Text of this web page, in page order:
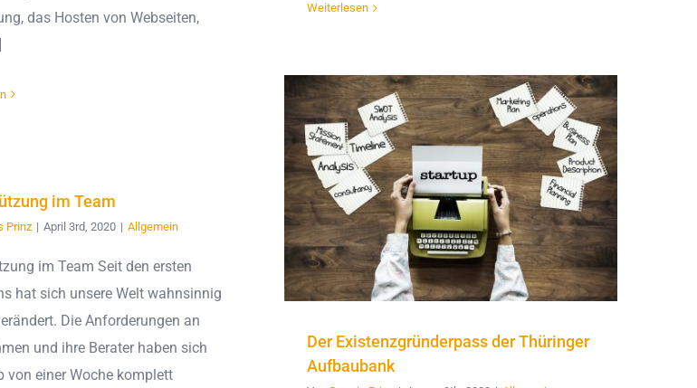
das Hosten von Webseiten,
Weiterlesen
Der Existenzgründerpass der Thüringer
Aufbaubank
im Team
Prinz | April 3rd, 2020 | Allgemein
im Team Seit den ersten
hat sich unsere Welt wahnsinnig
Die Anforderungen an
und ihre Berater haben sich
von einer Woche komplett